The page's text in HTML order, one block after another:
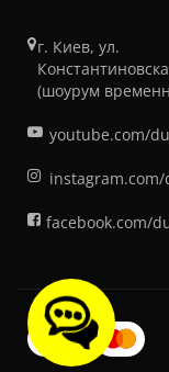
г. Киев, ул.
(шоурум
youtube.com/
facebook.com/